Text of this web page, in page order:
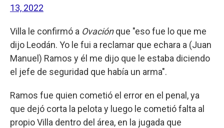
13, 2022
Villa le confirmó a Ovaciónque "eso fue lo que me
dijo Leodán. Yo le fui a reclamar que echara a (Juan
Manuel) Ramos y él me dijo que le estaba diciendo
el jefe de seguridad que había un arma".
Ramos fue quien cometió el error en el penal, ya
que dejó corta la pelota y luego le cometió falta al
propio Villa dentro del área, en la jugada que